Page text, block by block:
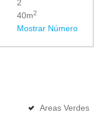
2
40m2
Mostrar Número
Areas Verdes